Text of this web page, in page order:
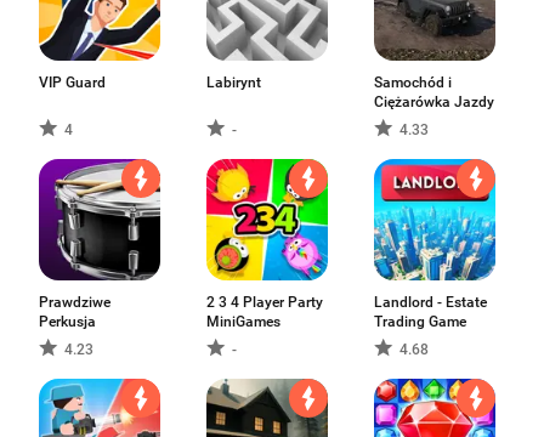
VIP Guard
4
Labirynt
-
Samochód i
Ciężarówka Jazdy
4.33
Prawdziwe
Perkusja
4.23
2 3 4 Player Party
MiniGames
-
Landlord - Estate
Trading Game
4.68